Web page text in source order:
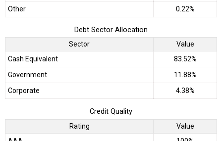
Other
0.22%
Debt Sector Allocation
Sector
Value
Cash Equivalent
83.52%
Government
11.88%
Corporate
4.38%
Credit Quality
Rating
Value